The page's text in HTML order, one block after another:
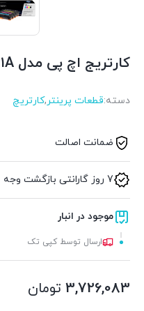
کارتریج اچ پی مدل 131A رنگ آبی گرید A
دسته:قطعات پرینتر,کارتریچ
ضمانت اصالت
7 روز گارانتی بازگشت وجه
موجود در انبار
ارسال توسط کپی تک
3,726,083 تومان